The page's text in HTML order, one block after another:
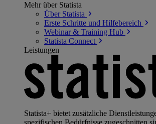
Mehr über Statista
Über Statista
Erste Schritte und Hilfebereich
Webinar & Training Hub
Statista Connect
Leistungen
Statista+ bietet zusätzliche
spezifischen Bedürfnisse zugeschnitten